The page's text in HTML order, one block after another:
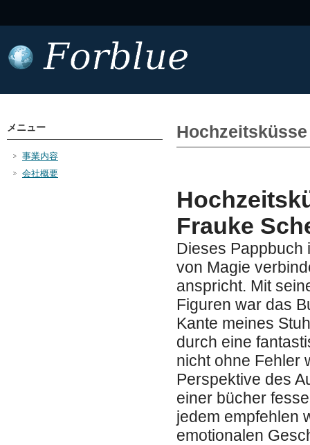
Hochzeitsküsse
Frauke
Dieses Pappbuch
von Magie
anspricht. Mit
Figuren war das
Kante meines
durch eine
nicht ohne Fehler
Perspektive des
einer bücher
jedem empfehlen
emotionalen
メニュー
事業内容
会社概要